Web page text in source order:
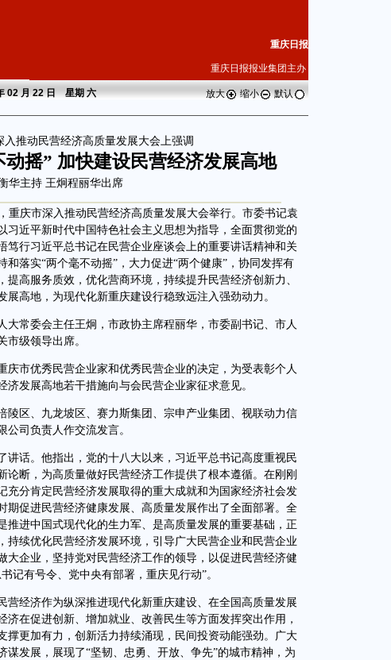
重庆日报
重庆日报报业集团主办
02 月 22 日 星期六 放大 缩小 默认
入推动民营经济高质量发展大会上强调
摇” 加快建设民营经济发展高地
华主持 王炯程丽华出席
庆市深入推动民营经济高质量发展大会举行。市委书记袁
习近平新时代中国特色社会主义思想为指导，全面贯彻党的
笃行习近平总书记在民营企业座谈会上的重要讲话精神和关
落实“两个毫不动摇”，大力促进“两个健康”，协同发挥有
高服务质效，优化营商环境，持续提升民营经济创新力、
高地，为现代化新重庆建设行稳致远注入强劲动力。
常委会主任王炯，市政协主席程丽华，市委副书记、市人
市级领导出席。
市优秀民营企业家和优秀民营企业的决定，为受表彰个人
发展高地若干措施向与会民营企业家征求意见。
区、九龙坡区、赛力斯集团、宗申产业集团、视联动力信
司负责人作交流发言。
话。他指出，党的十八大以来，习近平总书记高度重视民
论断，为高质量做好民营经济工作提供了根本遵循。在刚刚
充分肯定民营经济发展取得的重大成就和为国家经济社会发
期促进民营经济健康发展、高质量发展作出了全面部署。全
推进中国式现代化的生力军、是高质量发展的重要基础，正
持续优化民营经济发展环境，引导广大民营企业和民营企业
大企业，坚持党对民营经济工作的领导，以促进民营经济健
记有号令、党中央有部署，重庆见行动”。
经济作为纵深推进现代化新重庆建设、在全国高质量发展
在促进创新、增加就业、改善民生等方面发挥突出作用，
撑更加有力，创新活力持续涌现，民间投资动能强劲。广大
谋发展，展现了“坚韧、忠勇、开放、争先”的城市精神，为